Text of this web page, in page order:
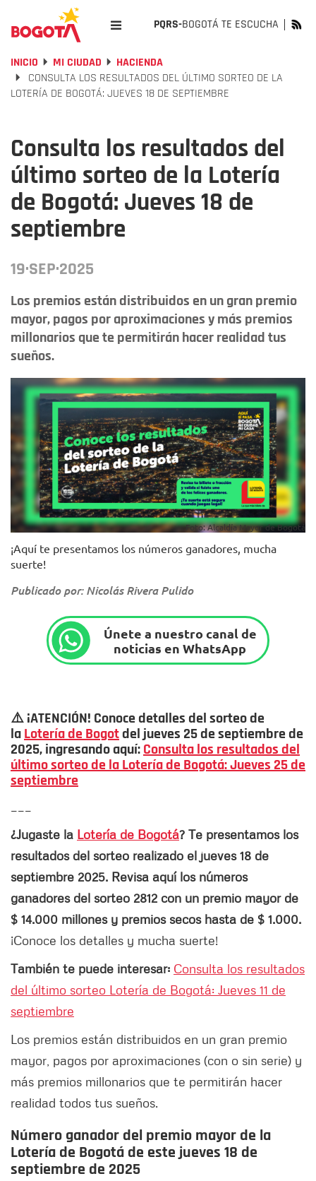
PQRS-BOGOTÁ TE ESCUCHA
INICIO MI CIUDAD
HACIENDA
CONSULTA LOS RESULTADOS DEL ÚLTIMO SORTEO DE LA
LOTERÍA DE BOGOTÁ: JUEVES 18 DE SEPTIEMBRE
Consulta los resultados del
último sorteo de la Lotería
de Bogotá: Jueves 18 de
septiembre
19·SEP·2025
Los premios están distribuidos en un gran premio
mayor, pagos por aproximaciones y más premios
millonarios que te permitirán hacer realidad tus
sueños.
Foto: Alcaldía Mayor de Bogotá
¡Aquí te presentamos los números ganadores, mucha
suerte!
Publicado por: Nicolás Rivera Pulido
Únete a nuestro canal de
noticias en WhatsApp
⚠️ ¡ATENCIÓN! Conoce detalles del sorteo de
laLotería de Bogotdel jueves 25 de septiembre de
2025, ingresando aquí:Consulta los resultados del
último sorteo de la Lotería de Bogotá: Jueves 25 de
septiembre
¿Jugaste la Lotería de Bogotá? Te presentamos los
resultados del sorteo realizado el jueves 18 de
septiembre 2025. Revisa aquí los números
ganadores del sorteo 2812 con un premio mayor de
$ 14.000 millones y premios secos hasta de $ 1.000.
¡Conoce los detalles y mucha suerte!
También te puede interesar: Consulta los resultados
del último sorteo Lotería de Bogotá: Jueves 11 de
septiembre
Los premios están distribuidos en un gran premio
mayor, pagos por aproximaciones (con o sin serie) y
más premios millonarios que te permitirán hacer
realidad todos tus sueños.
Número ganador del premio mayor de la
Lotería de Bogotá de este jueves 18 de
septiembre de 2025